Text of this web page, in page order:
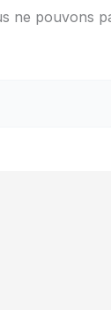
ne pouvons